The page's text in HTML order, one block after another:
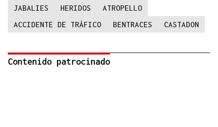
JABALIES HERIDOS
ATROPELLO
ACCIDENTE DE TRÁFICO
BENTRACES CASTADON
Contenido patrocinado